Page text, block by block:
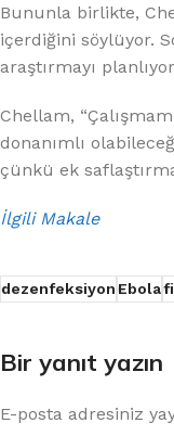
Bununla birlikte,
içerdiğini söylüyor.
araştırmayı
Chellam,
donanımlı
çünkü ek
İlgili Makale
dezenfeksiyonEbola
Bir yanıt yazın
E-posta adresiniz